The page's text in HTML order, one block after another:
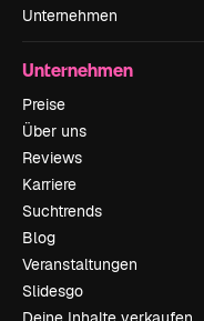
Unternehmen
Unternehmen
Preise
Über uns
Reviews
Karriere
Suchtrends
Blog
Veranstaltungen
Slidesgo